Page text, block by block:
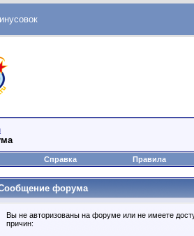
Справка Правила
форума
Вы не авторизованы на форуме или не имеете
причин: